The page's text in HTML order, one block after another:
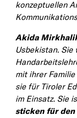
konzeptuellen
Akida
Usbekistan. Sie
mit ihrer
sie für Tiroler
im Einsatz. Sie
sticken für den